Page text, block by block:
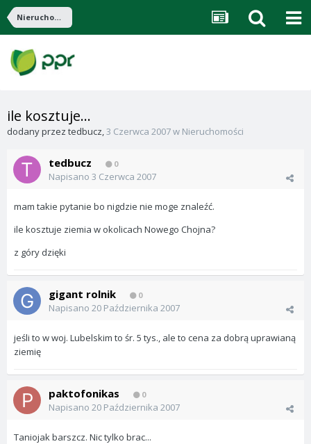
Nieruchomości
ile kosztuje...
dodany przez tedbucz,3 Czerwca 2007w Nieruchomości
tedbucz 0
Napisano 3 Czerwca 2007
mam takie pytanie bo nigdzie nie moge znaleźć.
ile kosztuje ziemia w okolicach Nowego Chojna?
z góry dzięki
gigant rolnik 0
Napisano 20 Października 2007
jeśli to w woj. Lubelskim to śr. 5 tys., ale to cena za dobrą uprawianą
ziemię
paktofonikas 0
Napisano 20 Października 2007
Taniojak barszcz. Nic tylko brac...